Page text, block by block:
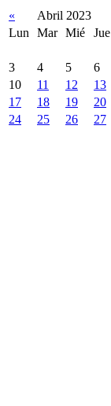
« Abril 2023
Lun
Mar Mié Jue
3
4 5 6
10
11 12 13
17
18 19 20
24
25 26 27